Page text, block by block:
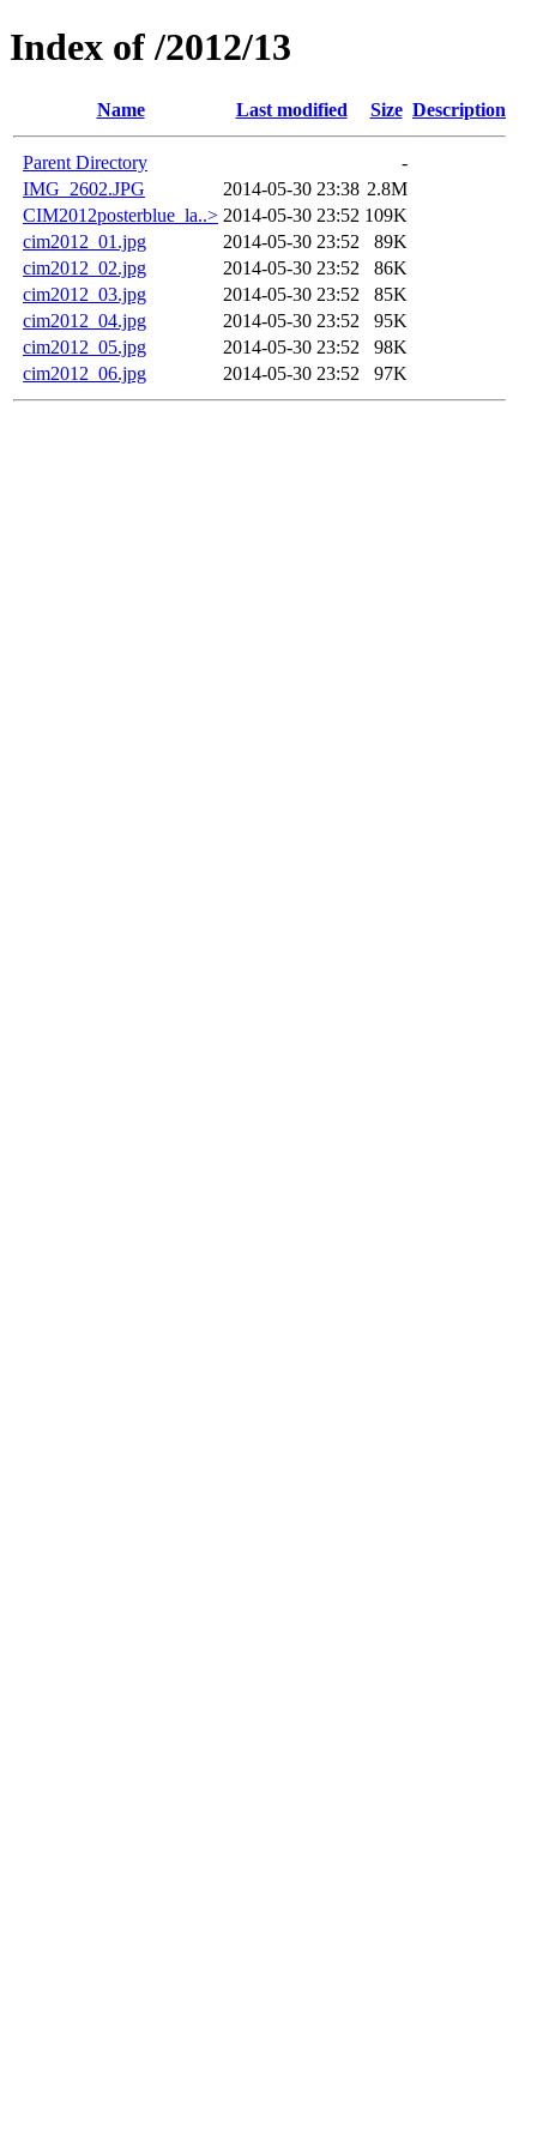
Index of /2012/13
Name Last modified Size Description
Parent Directory
-
IMG_2602.JPG
2014-05-30 23:38 2.8M
CIM2012posterblue_la..> 2014-05-30 23:52 109K
cim2012_01.jpg
2014-05-30 23:52
89K
cim2012_02.jpg
2014-05-30 23:52
86K
cim2012_03.jpg
2014-05-30 23:52
85K
cim2012_04.jpg
2014-05-30 23:52
95K
cim2012_05.jpg
2014-05-30 23:52
98K
cim2012_06.jpg
2014-05-30 23:52 97K